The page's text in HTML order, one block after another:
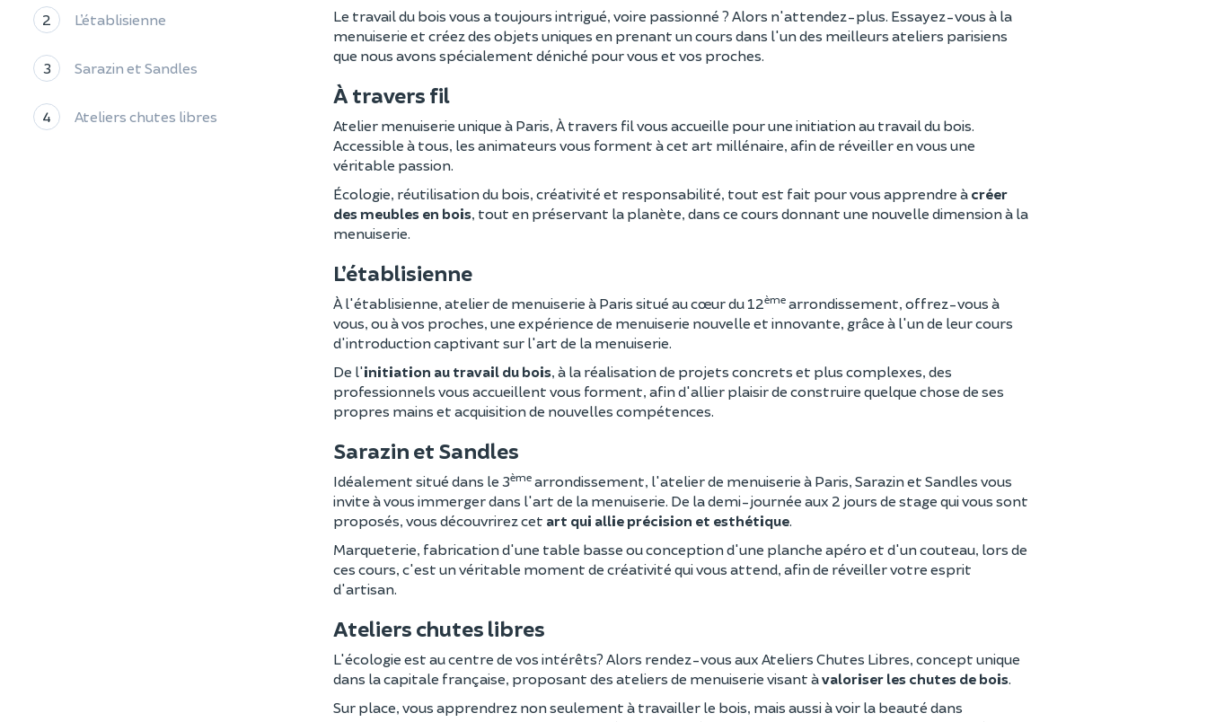
2 L’établisienne
3 Sarazin et Sandles
4 Ateliers chutes libres
Le travail du bois vous a toujours intrigué, voire passionné ? Alors n'attendez-plus. Essayez-vous à la
menuiserie et créez des objets uniques en prenant un cours dans l'un des meilleurs ateliers parisiens
que nous avons spécialement déniché pour vous et vos proches.
À travers fil
Atelier menuiserie unique à Paris, À travers fil vous accueille pour une initiation au travail du bois.
Accessible à tous, les animateurs vous forment à cet art millénaire, afin de réveiller en vous une
véritable passion.
Écologie, réutilisation du bois, créativité et responsabilité, tout est fait pour vous apprendre à créer
des meubles en bois, tout en préservant la planète, dans ce cours donnant une nouvelle dimension à la
menuiserie.
L’établisienne
À l'établisienne, atelier de menuiserie à Paris situé au cœur du 12èmearrondissement, offrez-vous à
vous, ou à vos proches, une expérience de menuiserie nouvelle et innovante, grâce à l'un de leur cours
d'introduction captivant sur l'art de la menuiserie.
De l'initiation au travail du bois, à la réalisation de projets concrets et plus complexes, des
professionnels vous accueillent vous forment, afin d'allier plaisir de construire quelque chose de ses
propres mains et acquisition de nouvelles compétences.
Sarazin et Sandles
Idéalement situé dans le 3èmearrondissement, l'atelier de menuiserie à Paris, Sarazin et Sandles vous
invite à vous immerger dans l'art de la menuiserie. De la demi-journée aux 2 jours de stage qui vous sont
proposés, vous découvrirez cet art qui allie précision et esthétique.
Marqueterie, fabrication d'une table basse ou conception d'une planche apéro et d'un couteau, lors de
ces cours, c'est un véritable moment de créativité qui vous attend, afin de réveiller votre esprit
d'artisan.
Ateliers chutes libres
L'écologie est au centre de vos intérêts? Alors rendez-vous aux Ateliers Chutes Libres, concept unique
dans la capitale française, proposant des ateliers de menuiserie visant àvaloriser les chutes de bois.
Sur place, vous apprendrez non seulement à travailler le bois, mais aussi à voir la beauté dans